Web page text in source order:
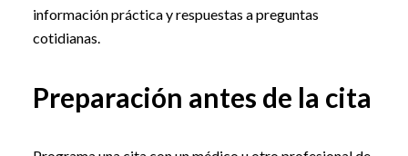
información práctica y respuestas a preguntas
cotidianas.
Preparación antes de la cita